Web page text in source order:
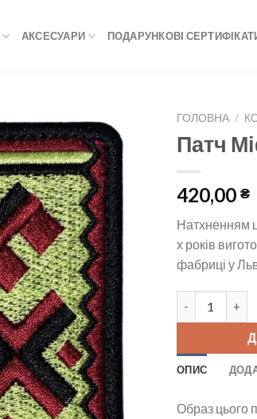
АКСЕСУАРИ ПОДАРУНКОВІ
ГОЛОВНА /
Патч
420,00 ₴
Натхненням
х років
фабриці у
ОПИС
Образ цього